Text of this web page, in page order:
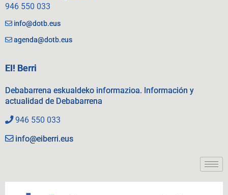
946 550 033
info@dotb.eus
agenda@dotb.eus
EI! Berri
Debabarrena eskualdeko informazioa. Información y
actualidad de Debabarrena
946 550 033
info@eiberri.eus